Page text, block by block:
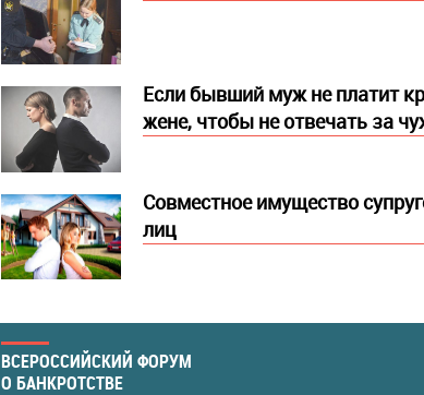
Если бывший муж не платит
жене, чтобы не отвечать за
Совместное имущество
лиц
ВСЕРОССИЙСКИЙ ФОРУМ
О БАНКРОТСТВЕ